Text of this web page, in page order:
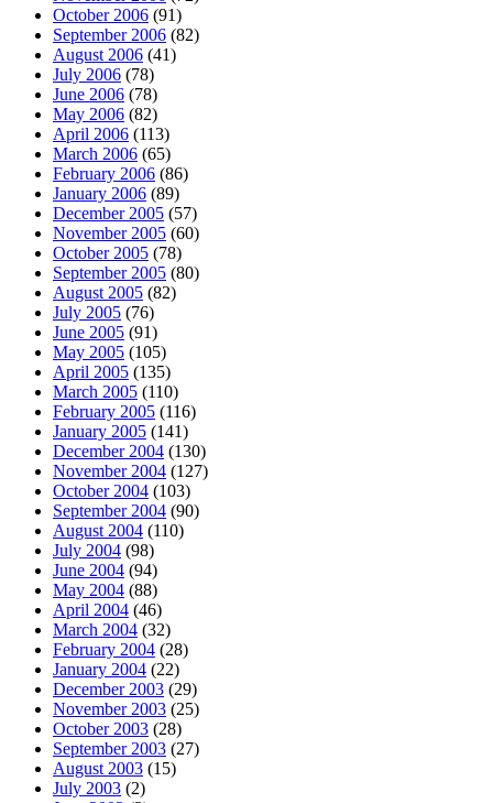
October 2006 (91)
September 2006 (82)
August 2006 (41)
July 2006 (78)
June 2006 (78)
May 2006 (82)
April 2006 (113)
March 2006 (65)
February 2006 (86)
January 2006 (89)
December 2005 (57)
November 2005 (60)
October 2005 (78)
September 2005 (80)
August 2005 (82)
July 2005 (76)
June 2005 (91)
May 2005 (105)
April 2005 (135)
March 2005 (110)
February 2005 (116)
January 2005 (141)
December 2004 (130)
November 2004 (127)
October 2004 (103)
September 2004 (90)
August 2004 (110)
July 2004 (98)
June 2004 (94)
May 2004 (88)
April 2004 (46)
March 2004 (32)
February 2004 (28)
January 2004 (22)
December 2003 (29)
November 2003 (25)
October 2003 (28)
September 2003 (27)
August 2003 (15)
July 2003 (2)